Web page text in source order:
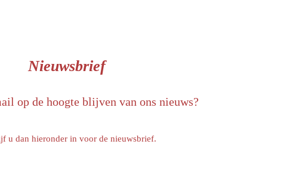
Nieuwsbrief
op de hoogte blijven van ons nieuws?
u dan hieronder in voor de nieuwsbrief.